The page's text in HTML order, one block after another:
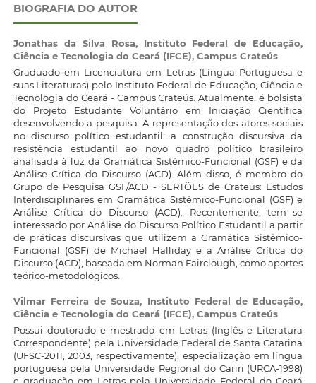
BIOGRAFIA DO AUTOR
Jonathas da Silva Rosa, Instituto Federal de Educação,
Ciência e Tecnologia do Ceará (IFCE), Campus Crateús
Graduado em Licenciatura em Letras (Língua Portuguesa e
suas Literaturas) pelo Instituto Federal de Educação, Ciência e
Tecnologia do Ceará - Campus Crateús. Atualmente, é bolsista
do Projeto Estudante Voluntário em Iniciação Científica
desenvolvendo a pesquisa: A representação dos atores sociais
no discurso político estudantil: a construção discursiva da
resistência estudantil ao novo quadro político brasileiro
analisada à luz da Gramática Sistêmico-Funcional (GSF) e da
Análise Crítica do Discurso (ACD). Além disso, é membro do
Grupo de Pesquisa GSF/ACD - SERTÕES de Crateús: Estudos
Interdisciplinares em Gramática Sistêmico-Funcional (GSF) e
Análise Crítica do Discurso (ACD). Recentemente, tem se
interessado por Análise do Discurso Político Estudantil a partir
de práticas discursivas que utilizem a Gramática Sistêmico-
Funcional (GSF) de Michael Halliday e a Análise Crítica do
Discurso (ACD), baseada em Norman Fairclough, como aportes
teórico-metodológicos.
Vilmar Ferreira de Souza, Instituto Federal de Educação,
Ciência e Tecnologia do Ceará (IFCE), Campus Crateús
Possui doutorado e mestrado em Letras (Inglês e Literatura
Correspondente) pela Universidade Federal de Santa Catarina
(UFSC-2011, 2003, respectivamente), especialização em língua
portuguesa pela Universidade Regional do Cariri (URCA-1998)